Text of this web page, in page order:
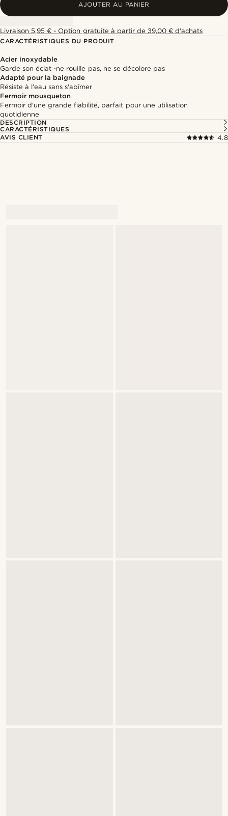
AJOUTER AU PANIER
Livraison 5,95 € - Option gratuite à partir de 39,00 € d'achats
CARACTÉRISTIQUES DU PRODUIT
Acier inoxydable
Garde son éclat -ne rouille pas, ne se décolore pas
Adapté pour la baignade
Résiste à l'eau sans s'abîmer
Fermoir mousqueton
Fermoir d'une grande fiabilité, parfait pour une utilisation
quotidienne
DESCRIPTION
CARACTÉRISTIQUES
AVIS CLIENT
4.8